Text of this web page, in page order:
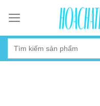
content